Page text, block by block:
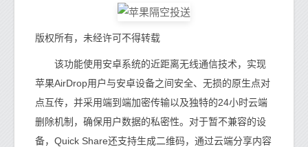
版权所有，未经许可不得转载
该功能使用安卓系统的近距离无线通信技术，实现
苹果AirDrop用户与安卓设备之间安全、无损的原生点对
点互传，并采用端到端加密传输以及独特的24小时云端
删除机制，确保用户数据的私密性。对于暂不兼容的设
备，Quick Share还支持生成二维码，通过云端分享内容